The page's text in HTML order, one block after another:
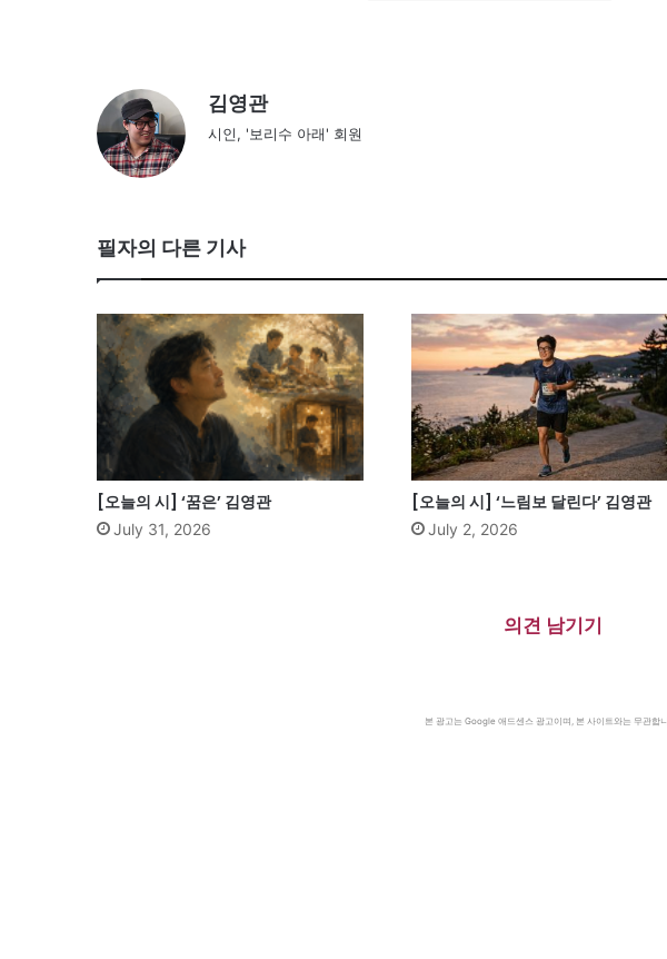
김영관
시인, '보리수 아래' 회원
필자의 다른 기사
[오늘의 시] ‘꿈은’ 김영관
July 31, 2026
[오늘의 시] ‘느림보 달린다’ 김영관
July 2, 2026
의견 남기기
본 광고는 Google 애드센스 광고이며, 본 사이트와는 무관합